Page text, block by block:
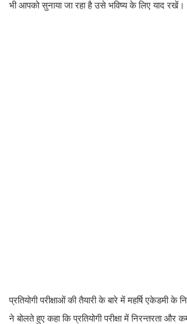
भी आपको सुनाया जा रहा है उसे भविष्य के लिए याद रखें।
प्रतियोगी परीक्षाओं की तैयारी के बारे में महर्षि एकेडमी के
ने बोलते हुए कहा कि प्रतियोगी परीक्षा में निरन्तरता और